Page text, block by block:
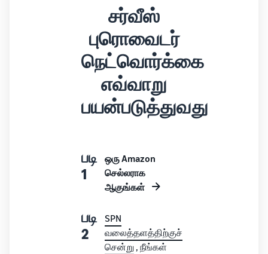
சர்வீஸ்
புரொவைடர்
நெட்வொர்க்கை
எவ்வாறு
பயன்படுத்துவது
படி
1
ஒரு Amazon
செல்லராக
ஆகுங்கள்
படி
2
SPN
வலைத்தளத்திற்குச்
சென்று , நீங்கள்